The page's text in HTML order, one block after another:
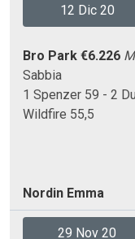
12 Dic 20
Bro Park €6.226
Sabbia
1 Spenzer 59 - 2
Wildfire 55,5
Nordin Emma
29 Nov 20